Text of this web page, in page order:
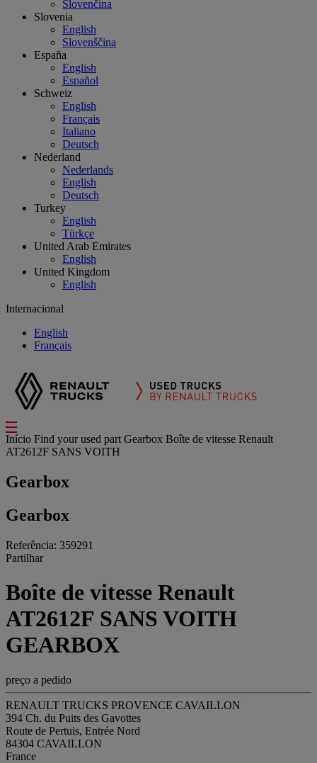
Slovenčina
Slovenia
English
Slovenščina
España
English
Español
Schweiz
English
Français
Italiano
Deutsch
Nederland
Nederlands
English
Deutsch
Turkey
English
Türkçe
United Arab Emirates
English
United Kingdom
English
Internacional
English
Français
Início Find your used part Gearbox Boîte de vitesse Renault
AT2612F SANS VOITH
Gearbox
Gearbox
Referência: 359291
Partilhar
Boîte de vitesse Renault
AT2612F SANS VOITH
GEARBOX
preço a pedido
RENAULT TRUCKS PROVENCE CAVAILLON
394 Ch. du Puits des Gavottes
Route de Pertuis, Entrée Nord
84304 CAVAILLON
France